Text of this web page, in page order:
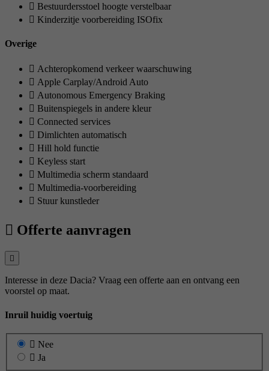
Bestuurdersstoel hoogte verstelbaar
Kinderzitje voorbereiding ISOfix
Overige
Achteropkomend verkeer waarschuwing
Apple Carplay/Android Auto
Autonomous Emergency Braking
Buitenspiegels in andere kleur
Connected services
Dimlichten automatisch
Hill hold functie
Keyless start
Multimedia scherm standaard
Multimedia-voorbereiding
Stuur kunstleder
Offerte aanvragen
Interesse in deze Dacia? Vraag een offerte aan en ontvang een
voorstel op maat.
Inruil huidig voertuig
Nee
Ja